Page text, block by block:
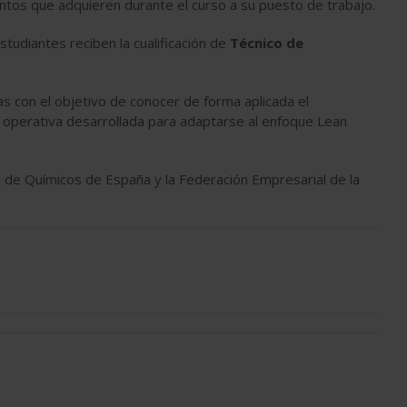
que adquieren durante el curso a su puesto de trabajo.
reciben la cualificación de Técnico de
con el objetivo de conocer de forma aplicada el
desarrollada para adaptarse al enfoque Lean
Químicos de España y la Federación Empresarial de la